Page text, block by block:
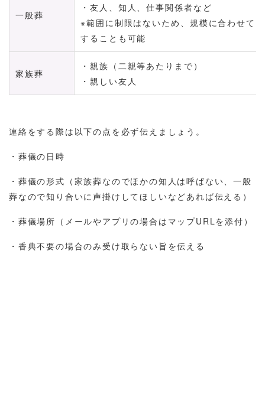
一般葬
・友人、知人、仕事関係者など
※範囲に制限はないため、規模に合わせて
することも可能
家族葬
・親族（二親等あたりまで）
・親しい友人
連絡をする際は以下の点を必ず伝えましょう。
・葬儀の日時
・葬儀の形式（家族葬なのでほかの知人は呼ばない、一般
葬なので知り合いに声掛けしてほしいなどあれば伝える）
・葬儀場所（メールやアプリの場合はマップURLを添付）
・香典不要の場合のみ受け取らない旨を伝える